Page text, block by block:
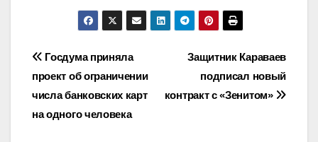
Навигация
по
записям
Защитник Караваев
подписал новый
контракт с «Зенитом»
Госдума приняла
проект об ограничении
числа банковских карт
на одного человека